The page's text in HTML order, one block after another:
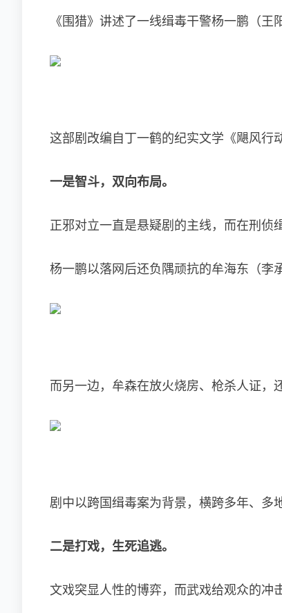
《围猎》讲述了一线缉毒干警杨一鹏（
这部剧改编自丁一鹤的纪实文学《飓风行
一是智斗，双向布局。
正邪对立一直是悬疑剧的主线，而在刑侦
杨一鹏以落网后还负隅顽抗的牟海东（李
而另一边，牟森在放火烧房、枪杀人证，
剧中以跨国缉毒案为背景，横跨多年、多
二是打戏，生死追逃。
文戏突显人性的博弈，而武戏给观众的冲